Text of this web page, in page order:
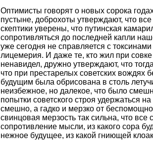
Оптимисты говорят о новых сорока
пустыне, доброхоты утверждают, что
скептики уверены, что путинская
сопротивляться до последней капли
уже сегодня не справляется с
лицемерия. И даже те, кто жил при
ненавидел, дружно утверждают, что
что при престарелых советских вождях
будущим была обрисована в столь
неизбежное, но далекое, что было
попытки советского строя удержаться
смешно, а гадко и мерзко от
свинцовая мерзость так сильна, что все
сопротивление мысли, из какого сора
нежное будущее, из какой гниющей